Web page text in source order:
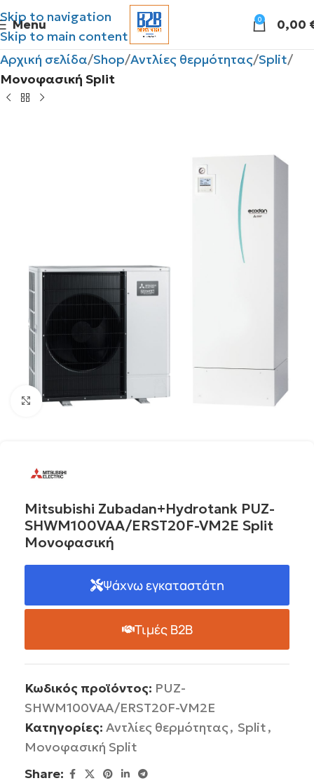
Skip to navigation
Skip to main content
Menu 0 0,00
Αρχική σελίδα Shop Αντλίες θερμότητας Split
Μονοφασική Split
Click to enlarge
Mitsubishi Zubadan+Hydrotank PUZ-
SHWM100VAA/ERST20F-VM2E Split
Μονοφασική
Ψάχνω εγκαταστάτη
Τιμές B2B
Κωδικός προϊόντος: PUZ-
SHWM100VAA/ERST20F-VM2E
Κατηγορίες: Αντλίες θερμότητας, Split,
Μονοφασική Split
Share: